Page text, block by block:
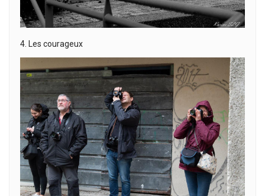
4. Les courageux